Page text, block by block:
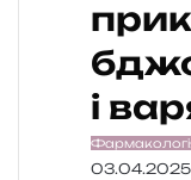
і
03.04.2025